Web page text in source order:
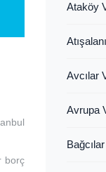
borç
Ataköy
Avcılar
Avrupa